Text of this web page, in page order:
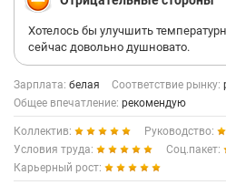
Хотелось бы улучшить
сейчас довольно душновато.
Зарплата: белая Соответствие рынку:
Общее впечатление: рекомендую
Коллектив:
Руководство:
Условия труда:
Соц.пакет:
Карьерный рост: